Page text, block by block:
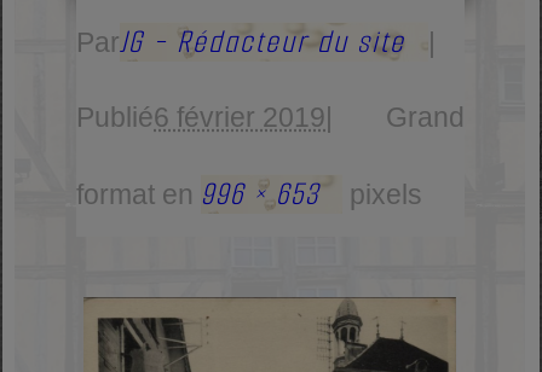
ParJG - Rédacteur du site
Publié6 février 2019 Grand
format en 996 × 653 pixels